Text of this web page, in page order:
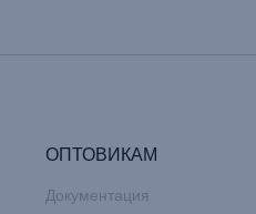
ОПТОВИКАМ
Документация